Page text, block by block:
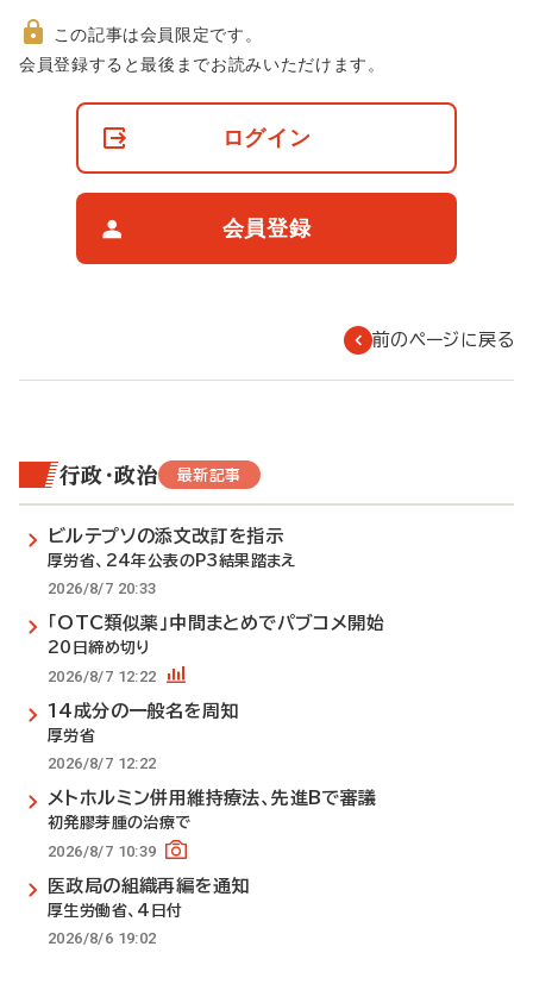
非
この記事は会員限定です。
会員登録すると最後までお読みいただけます。
ログイン
会員登録
前のページに戻る
行政・政治 最新記事
ビルテプソの添文改訂を指示
厚労省、24年公表のP3結果踏まえ
2026/8/7 20:33
「OTC類似薬」中間まとめでパブコメ開始
20日締め切り
2026/8/7 12:22
14成分の一般名を周知
厚労省
2026/8/7 12:22
メトホルミン併用維持療法、先進Bで審議
初発膠芽腫の治療で
2026/8/7 10:39
医政局の組織再編を通知
厚生労働省、4日付
2026/8/6 19:02